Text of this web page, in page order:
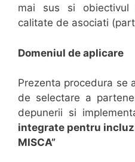
mai sus si obiectivul
calitate de asociati
Domeniul de aplicare
Prezenta procedura se
de selectare a
depunerii si
integrate pentru
MISCA”